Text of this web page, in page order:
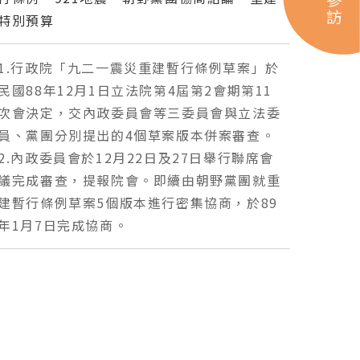
別預算
行政院「九二一震災重建暫行條例草案」於
國88年12月1日立法院第4屆第2會期第11
會決定，交內政委員會等三委員會與立法委
、黨團分別提出的4個草案版本併案審查。
內政委員會於12月22日及27日舉行聯席會
完成審查，提報院會。即續由朝野黨團就重
暫行條例草案5個版本進行密集協商，於89
1月7日完成協商。